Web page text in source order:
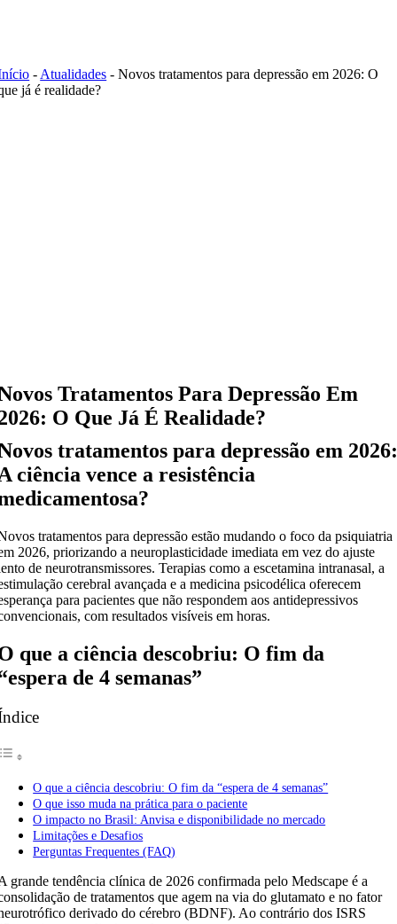
- Atualidades -Novos tratamentos para depressão em 2026: O
já é realidade?
Tratamentos Para Depressão Em
O Que Já É Realidade?
tratamentos para depressão em
ciência vence a resistência
tratamentos para depressão estão mudando o foco da psiquiatria
2026, priorizando a neuroplasticidade imediata em vez do ajuste
de neurotransmissores. Terapias como a escetamina intranasal, a
cerebral avançada e a medicina psicodélica oferecem
para pacientes que não respondem aos antidepressivos
com resultados visíveis em horas.
que a ciência descobriu: O fim da
de 4 semanas”
O que a ciência descobriu: O fim da “espera de 4 semanas”
O que isso muda na prática para o paciente
O impacto no Brasil: Anvisa e disponibilidade no mercado
Limitações e Desafios
Perguntas Frequentes (FAQ)
grande tendência clínica de 2026 confirmada pelo Medscape é a
de tratamentos que agem na via do glutamato e no fator
derivado do cérebro (BDNF). Ao contrário dos ISRS